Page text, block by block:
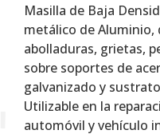
Masilla de Baja
metálico de Aluminio,
abolladuras, grietas,
sobre soportes de
galvanizado y
Utilizable en la
automóvil y vehículo